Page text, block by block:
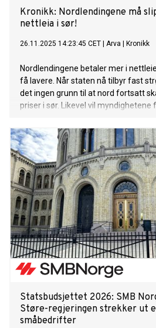
Kronikk: Nordlendingene må
nettleia i sør!
26.11.2025 14:23:45 CET Arva Kronikk
Nordlendingene betaler mer i
få lavere. Når staten nå tilbyr fast
det ingen grunn til at nord fortsatt
priser i sør. Likevel vil myndighetene
Statsbudsjettet 2026: SMB
Støre-regjeringen strekker ut
småbedrifter